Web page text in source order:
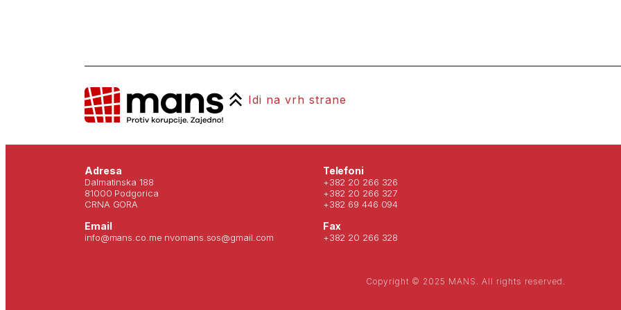
Idi na vrh strane
Adresa
Dalmatinska 188
81000 Podgorica
CRNA GORA
Email
info@mans.co.me nvomans.sos@gmail.com
Telefoni
+382 20 266 326
+382 20 266 327
+382 69 446 094
Fax
+382 20 266 328
Copyright © 2025 MANS. All rights reserved.